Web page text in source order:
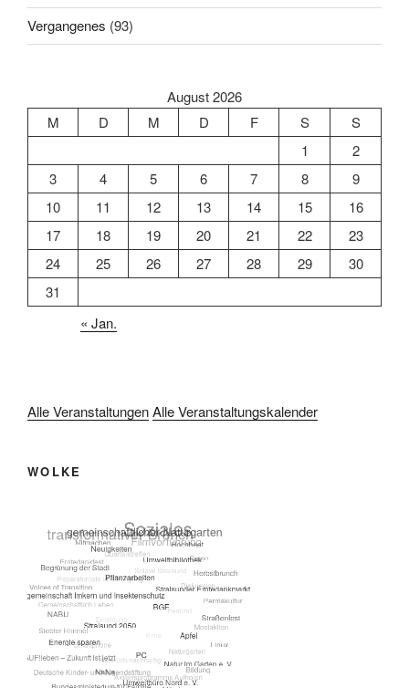
Vergangenes (93)
August 2026
M
D M D F S
S
1
2
3
4 5 6 7 8
9
10
11 12 13 14 15
16
17
18 19 20 21 22
23
24
25 26 27 28 29
30
31
« Jan.
Alle VeranstaltungenAlle Veranstaltungskalender
WOLKE